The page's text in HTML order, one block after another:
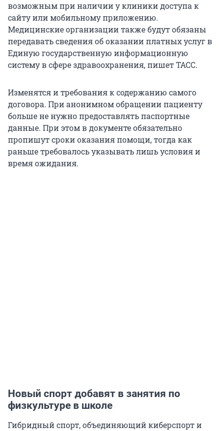
возможным при наличии у клиники доступа к
сайту или мобильному приложению.
Медицинские организации также будут обязаны
передавать сведения об оказании платных услуг в
Единую государственную информационную
систему в сфере здравоохранения, пишет ТАСС.
Изменятся и требования к содержанию самого
договора. При анонимном обращении пациенту
больше не нужно предоставлять паспортные
данные. При этом в документе обязательно
пропишут сроки оказания помощи, тогда как
раньше требовалось указывать лишь условия и
время ожидания.
Новый спорт добавят в занятия по
физкультуре в школе
Гибридный спорт, объединяющий киберспорт и